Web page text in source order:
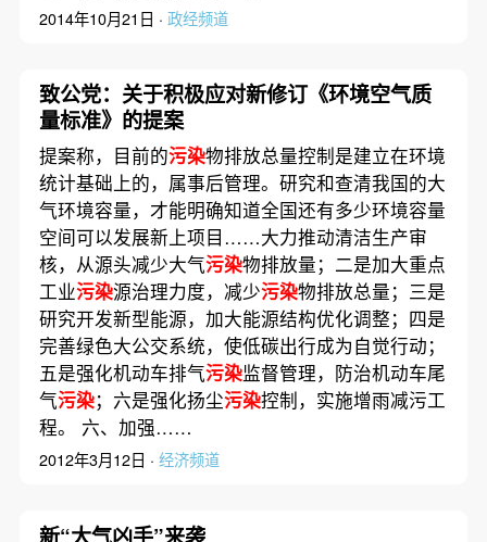
2014年10月21日 · 政经频道
致公党：关于积极应对新修订《环境空气质
量标准》的提案
提案称，目前的污染物排放总量控制是建立在环境
统计基础上的，属事后管理。研究和查清我国的大
气环境容量，才能明确知道全国还有多少环境容量
空间可以发展新上项目……大力推动清洁生产审
核，从源头减少大气污染物排放量；二是加大重点
工业污染源治理力度，减少污染物排放总量；三是
研究开发新型能源，加大能源结构优化调整；四是
完善绿色大公交系统，使低碳出行成为自觉行动；
五是强化机动车排气污染监督管理，防治机动车尾
气污染；六是强化扬尘污染控制，实施增雨减污工
程。 六、加强……
2012年3月12日 · 经济频道
新“大气凶手”来袭